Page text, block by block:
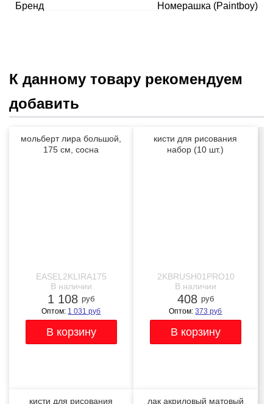
Бренд
Номерашка (Paintboy)
К данному товару рекомендуем
добавить
мольберт лира большой,
175 см, сосна
EASEL2KLIRA175
В наличии
1 108 руб
Оптом: 1 031 руб
кисти для рисования
набор (10 шт.)
2KBRUSH01PRO10
В наличии
408 руб
Оптом:373 руб
кисти для рисования лак акриловый матовый